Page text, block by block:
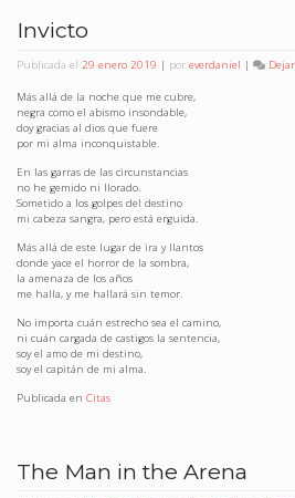
Invicto
Publicada el 29 enero 2019 | por everdaniel |
Más allá de la noche que me cubre,
negra como el abismo insondable,
doy gracias al dios que fuere
por mi alma inconquistable.
En las garras de las circunstancias
no he gemido ni llorado.
Sometido a los golpes del destino
mi cabeza sangra, pero está erguida.
Más allá de este lugar de ira y llantos
donde yace el horror de la sombra,
la amenaza de los años
me halla, y me hallará sin temor.
No importa cuán estrecho sea el camino,
ni cuán cargada de castigos la sentencia,
soy el amo de mi destino,
soy el capitán de mi alma.
Publicada en Citas
The Man in the Arena